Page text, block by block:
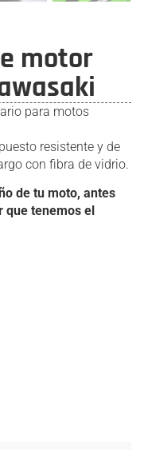
motor
para motos
resistente y de
con fibra de vidrio.
de tu moto, antes
que tenemos el